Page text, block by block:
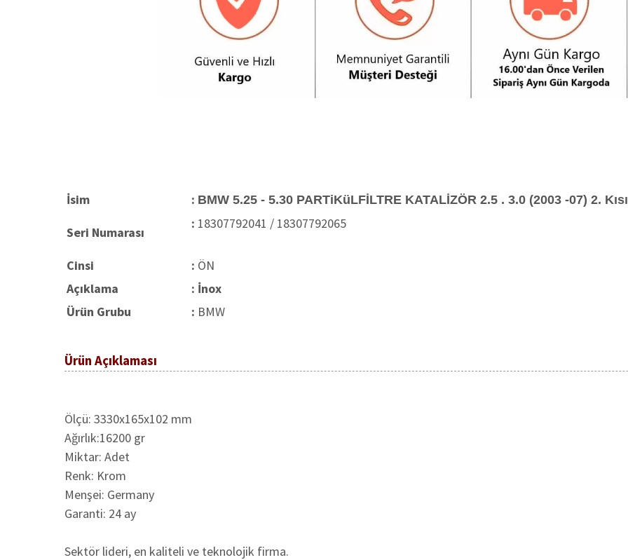
İsim : BMW 5.25 - 5.30 PARTiKüLFİLTRE KATALİZÖR 2.5 . 3.0 (2003 -07) 2.
Seri Numarası
: 18307792041 / 18307792065
Cinsi : ÖN
Açıklama
: İnox
Ürün Grubu
: BMW
Ürün Açıklaması
Ölçü: 3330x165x102 mm
Ağırlık:16200 gr
Miktar: Adet
Renk: Krom
Menşei: Germany
Garanti: 24 ay
Sektör lideri, en kaliteli ve teknolojik firma.